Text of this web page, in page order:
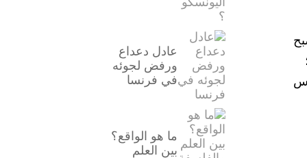
عادل دعداع
ورفض لجوئه
في فرنسا
ما هو الواقع؟
بين العلم